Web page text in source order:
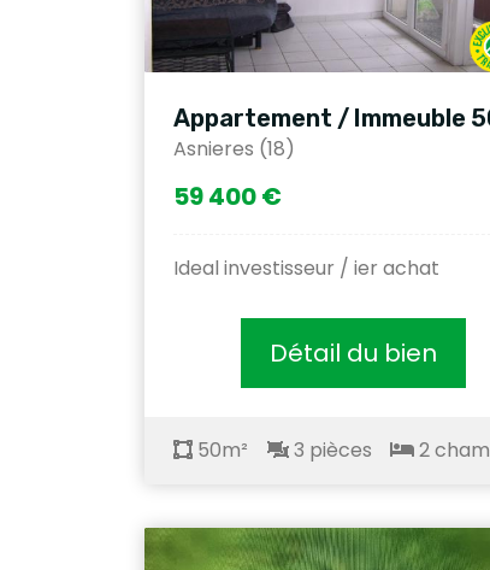
Appartement / Immeuble
Asnieres (18)
59 400 €
Ideal investisseur / ier achat
Détail du bien
50m² 3 pièces 2